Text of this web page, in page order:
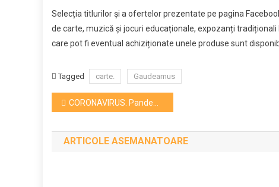
Selecția titlurilor și a ofertelor prezentate pe pagina
de carte, muzică și jocuri educaționale, expozanți
care pot fi eventual achiziționate unele produse sunt
Tagged carte. Gaudeamus
Navigare
în
articole
CORONAVIRUS. Pandemic: COVID-19, documentar bun pe Discovery Chanel
ARTICOLE ASEMANATOARE